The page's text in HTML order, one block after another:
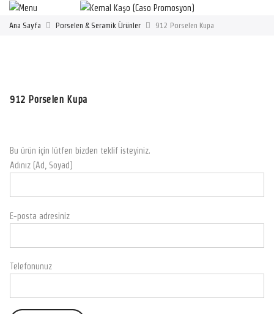
Ana Sayfa Porselen & Seramik Ürünler 912 Porselen Kupa
912 Porselen Kupa
Bu ürün için lütfen bizden teklif isteyiniz.
Adınız (Ad, Soyad)
E-posta adresiniz
Telefonunuz